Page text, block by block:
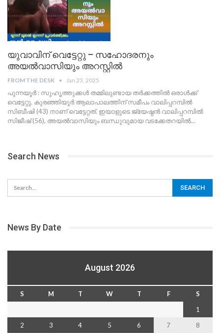
യുവാവിന് വെട്ടേറ്റു – സഹോദരനും
അയൽവാസിയും അറസ്റ്റിൽ
FROM THE DESK Jan 23, 2025
പുന്നയൂർ : സുഹൃത്തുക്കൾ തമ്മിലുണ്ടായ തർക്കത്തിൽ ഒരാൾക്ക്
വെട്ടേറ്റു. കുരഞ്ഞിയൂർ ആലാപാലത്തിന് സമീപം വാലിപ്പറമ്പിൽ
സിബീഷി (43) നാണ് വെട്ടേറ്റത്. ഇയാളുടെ ജ്യേഷ്ഠൻ വാലിപ്പറമ്പിൽ
സിജീഷ് (56), അയൽവാസിയും ബന്ധുവുമായ വടക്കേതറയിൽ…
Search News
News By Date
August 2026
S M T W T F
S
1
2
3 4 5 6 7
8